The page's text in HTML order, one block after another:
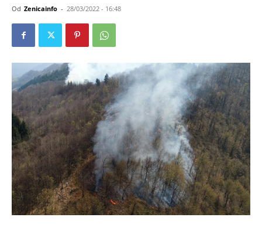
Od Zenicainfo - 28/03/2022 - 16:48